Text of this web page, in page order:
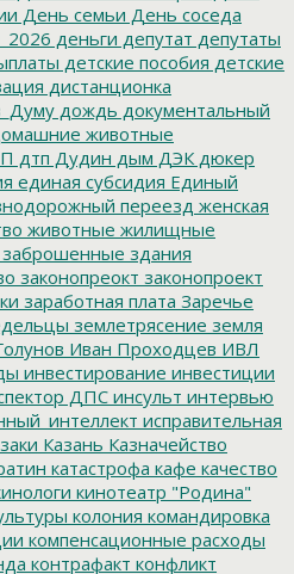
День семьи День соседа
деньги депутат депутаты
детские пособия детские
дистанционка
дождь документальный
животные
дтп Дудин дым ДЭК дюкер
единая субсидия Единый
переезд женская
животные жилищные
заброшенные здания
законопреокт законопроект
заработная плата Заречье
землетрясение земля
Иван Проходцев ИВЛ
инвестирование инвестиции
ДПС инсульт интервью
исправительная
Казань Казначейство
катастрофа кафе качество
кинотеатр "Родина"
колония командировка
компенсационные расходы
контрафакт конфликт